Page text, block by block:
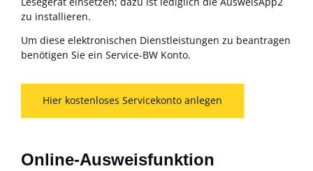
zu installieren.
Um diese elektronischen Dienstleistungen zu beantragen
benötigen Sie ein Service-BW Konto.
Hier kostenloses Servicekonto anlegen
Online-Ausweisfunktion